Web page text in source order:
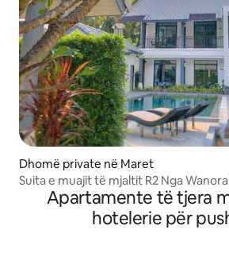
Dhomë private në Maret
Suita e muajit të mjaltit R2
Apartamente të tjera
hotelerie për